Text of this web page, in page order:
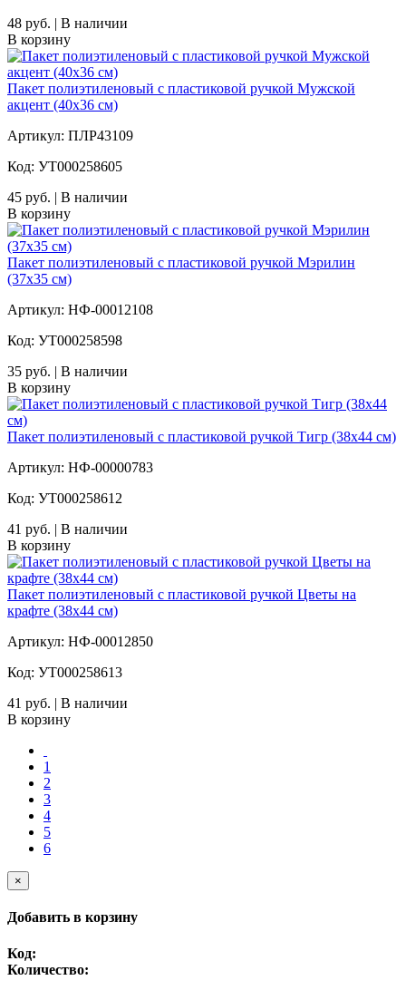
48 руб. | В наличии
В корзину
Пакет полиэтиленовый с пластиковой ручкой Мужской
акцент (40х36 см)
Артикул: ПЛР43109
Код: УТ000258605
45 руб. | В наличии
В корзину
Пакет полиэтиленовый с пластиковой ручкой Мэрилин
(37х35 см)
Артикул: НФ-00012108
Код: УТ000258598
35 руб. | В наличии
В корзину
Пакет полиэтиленовый с пластиковой ручкой Тигр (38х44 см)
Артикул: НФ-00000783
Код: УТ000258612
41 руб. | В наличии
В корзину
Пакет полиэтиленовый с пластиковой ручкой Цветы на
крафте (38х44 см)
Артикул: НФ-00012850
Код: УТ000258613
41 руб. | В наличии
В корзину
1
2
3
4
5
6
×
Добавить в корзину
Код:
Количество: